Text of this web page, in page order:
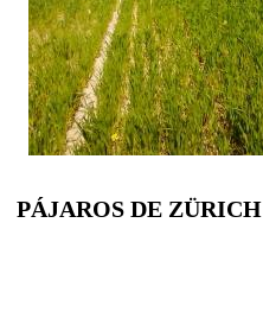
PÁJAROS DE ZÜRICH